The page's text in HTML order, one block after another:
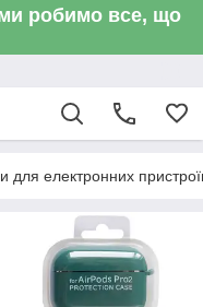
ми робимо все, що
для електронних